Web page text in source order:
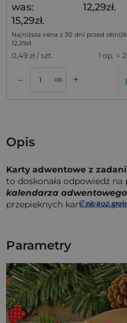
was:
15,29zł.
12,29zł.
Najniższa cena z 30 dni przed
12,29zł.
0,49 zł / szt. 1 op. =
– op. + Dodaj do
Opis
Karty adwentowe z
to doskonała odpowiedź na
kalendarza adwentowego
przepięknych kart ze
Stworzyliśmykolekcję kart
Bożego Narodzenia!
W zestawie znajdziesz33
pięknymi, świątecznymi
zadaniami świątecznymi
Zobacz
Parametry